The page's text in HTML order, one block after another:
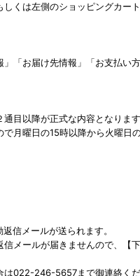
しくは左側のショッピングカ
「お届け先情報」「お支払い
目以降が正式な内容となります
月曜日の15時以降から火曜日
信メールが送られます。
メールが届きませんので、【
022-246-5657まで御連絡くだ